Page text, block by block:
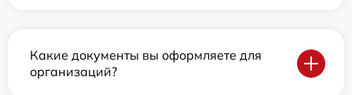
Какие документы вы оформляете для
организаций?